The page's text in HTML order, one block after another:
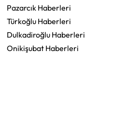
Pazarcık Haberleri
Türkoğlu Haberleri
Dulkadiroğlu Haberleri
Onikişubat Haberleri